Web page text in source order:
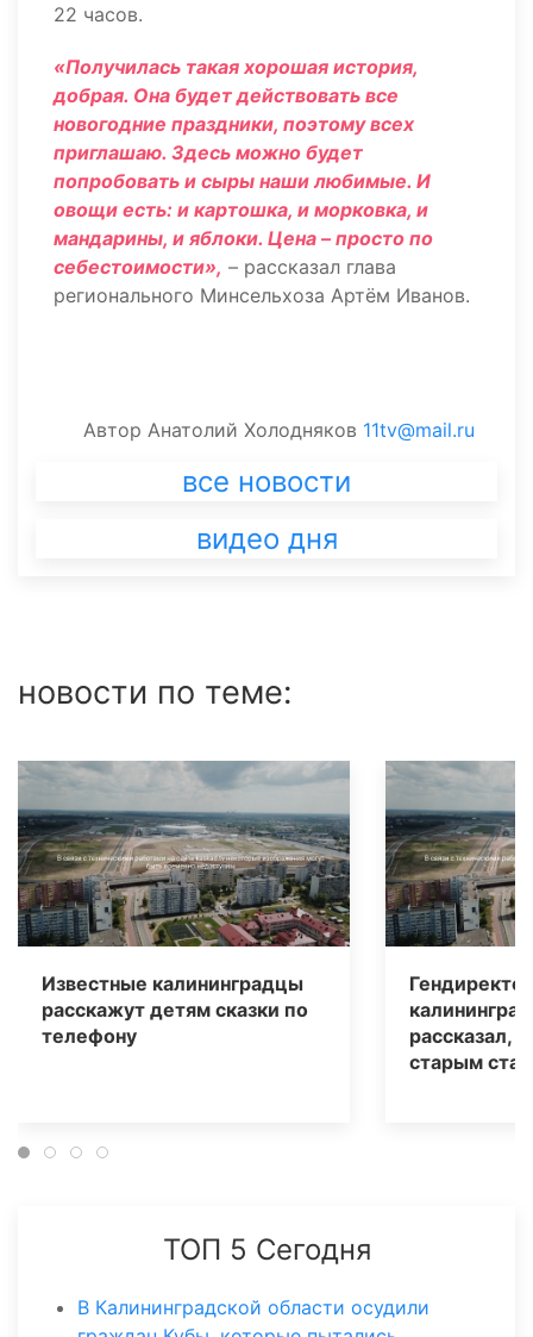
22 часов.
«Получилась такая хорошая история,
добрая. Она будет действовать все
новогодние праздники, поэтому всех
приглашаю. Здесь можно будет
попробовать и сыры наши любимые. И
овощи есть: и картошка, и морковка, и
мандарины, и яблоки. Цена – просто по
себестоимости», – рассказал глава
регионального Минсельхоза Артём Иванов.
Автор Анатолий Холодняков 11tv@mail.ru
все новости
видео дня
новости по теме:
Известные калининградцы
расскажут детям сказки по
телефону
рассказал,
старым
ТОП 5 Сегодня
В Калининградской области осудили